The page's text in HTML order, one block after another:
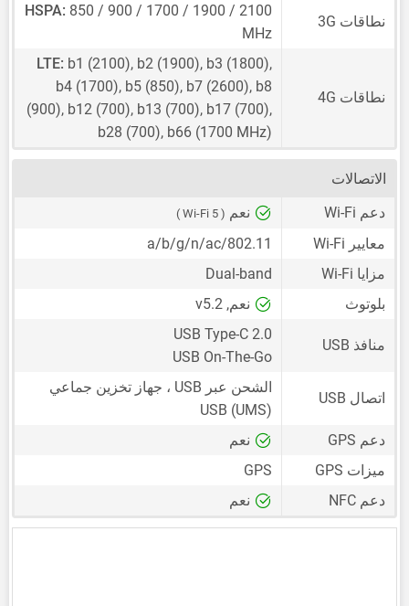
نطاقات 3G
HSPA: 850 / 900 / 1700 / 1900 / 2100
MHz
نطاقات 4G
LTE: b1 (2100), b2 (1900), b3 (1800),
b4 (1700), b5 (850), b7 (2600), b8
(900), b12 (700), b13 (700), b17 (700),
b28 (700), b66 (1700 MHz)
الاتصالات
دعم Wi-Fi
نعم ( Wi-Fi 5 )
معايير Wi-Fi
802.11/a/b/g/n/ac
مزايا Wi-Fi
Dual-band
بلوتوث
نعم, v5.2
منافذ USB
USB Type-C 2.0
USB On-The-Go
اتصال USB
الشحن عبر USB ، جهاز تخزين جماعي
USB (UMS)
دعم GPS
نعم
ميزات GPS
GPS
دعم NFC
نعم